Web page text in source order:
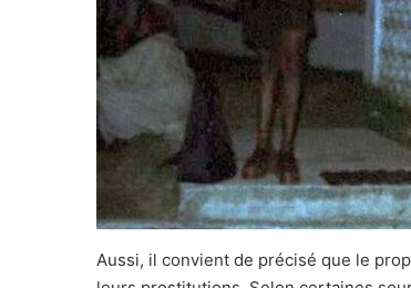
Aussi, il convient de précisé que le